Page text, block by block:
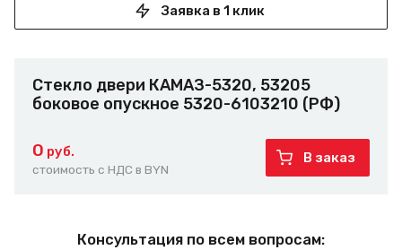
Заявка в 1 клик
Стекло двери КАМАЗ-5320, 53205
боковое опускное 5320-6103210 (РФ)
0 руб.
стоимость с НДС в BYN
В заказ
Консультация по всем вопросам: